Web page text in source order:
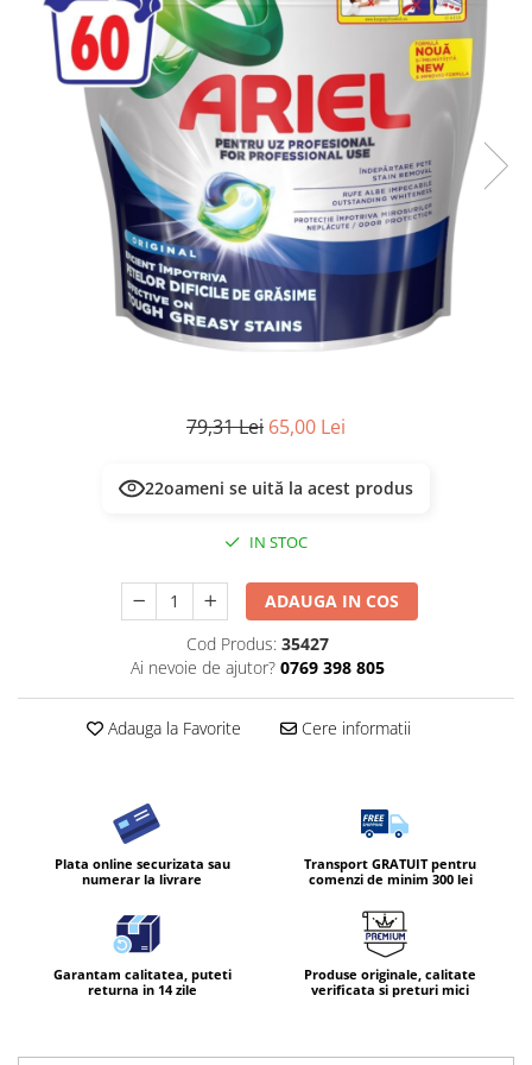
Masca & Gel de par
Sampon
Vopsea de par
Servetele Umede & Uscate
79,31 Lei 65,00 Lei
22oameni se uită la acest produs
IN STOC
ADAUGA IN COS
Cod Produs: 35427
Ai nevoie de ajutor? 0769 398 805
Adauga la Favorite Cere informatii
Plata online securizata sau
numerar la livrare
Transport GRATUIT pentru
comenzi de minim 300 lei
Garantam calitatea, puteti
returna in 14 zile
Produse originale, calitate
verificata si preturi mici